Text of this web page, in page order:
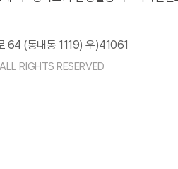
64 (동내동 1119) 우)41061
RIGHTS RESERVED